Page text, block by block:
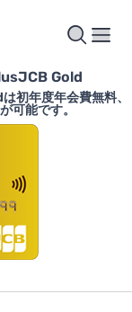
Gold
年度年会費無料、
可能です。